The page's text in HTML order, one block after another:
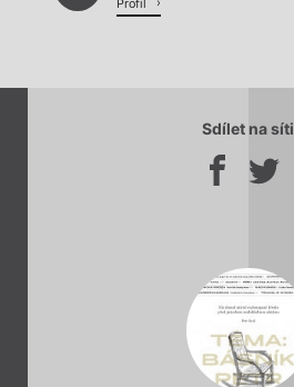
Profil
Sdílet na síti